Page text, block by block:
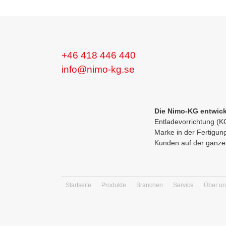
+46 418 446 440
info@nimo-kg.se
Die Nimo-KG
Entladevorrichtung
Marke in der
Kunden auf der
Startseite Produkte Branchen Service Über